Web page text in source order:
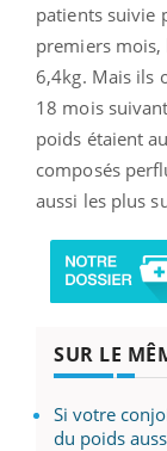
patients suivie
premiers
6,4kg. Mais ils
18 mois
poids étaient
composés
aussi les plus
SUR LE
Si votre
du poids